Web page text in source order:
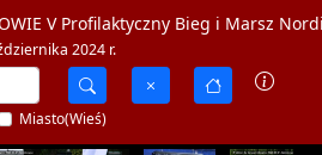
V Profilaktyczny Bieg i Marsz
2024 r.
Miasto(Wieś)